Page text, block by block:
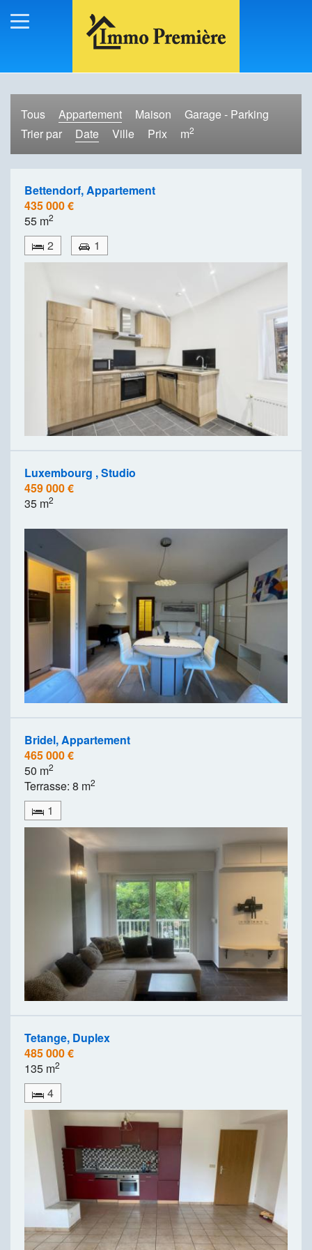
Tous Appartement Maison
Garage - Parking
Trier par
Date Ville Prix m2
Bettendorf, Appartement
435 000 €
55 m2
2 1
Luxembourg , Studio
459 000 €
35 m2
Bridel, Appartement
465 000 €
50 m2
Terrasse: 8 m2
1
Tetange, Duplex
485 000 €
135 m2
4